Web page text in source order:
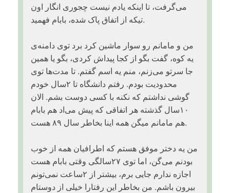
می‌گرفت، تا اینکه یادم نیست چجوری انگار اون
تیکه از اتفاق پاک شده، بابام فهمید.
من و مامانم رو سوار ماشین کرد برد توی دامنه‌ی
یه کوه، گفت بگو از کجا پیداش کردی، بگو یا همین
جا سرتو می‌زنم، منم یه اسم گفتم. تا مدت‌ها توی
محدودیت بودم. رفتم دانشگاه تا ۲سال خودم
گوشی نداشتم که نکنه با کسی دوست بشم. الان
۱۰سال گذشته هر اتفاقی که پیش می‌اد هم بابام
هم مامانم میگن همه اینا بخاطر سال ۸۹ هست.
من یه دختر موفق هستم که اطرافیان همه از خوب
بودنم می‌گن، اما توی ۲۷سالگی وقتی بابام هست
اجازه ندارم جایی برم، بیشتر از ۲ساعت نمی‌تونم
بیرون باشم. من بخاطر این رفتارا خیلی از دوستام